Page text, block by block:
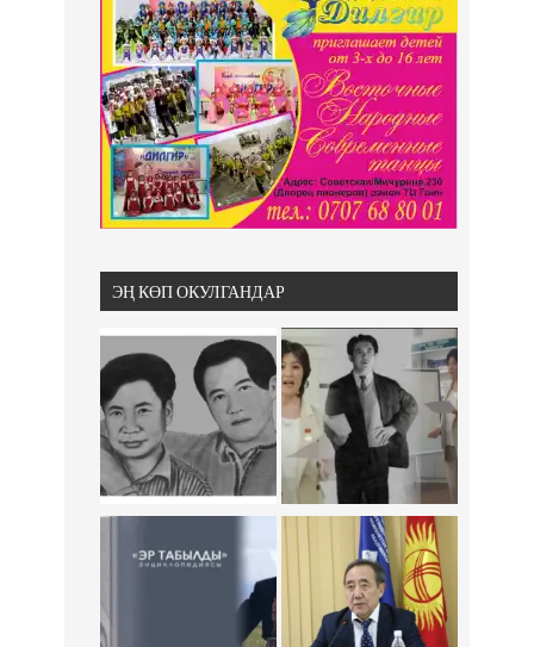
ЭҢ КӨП ОКУЛГАНДАР